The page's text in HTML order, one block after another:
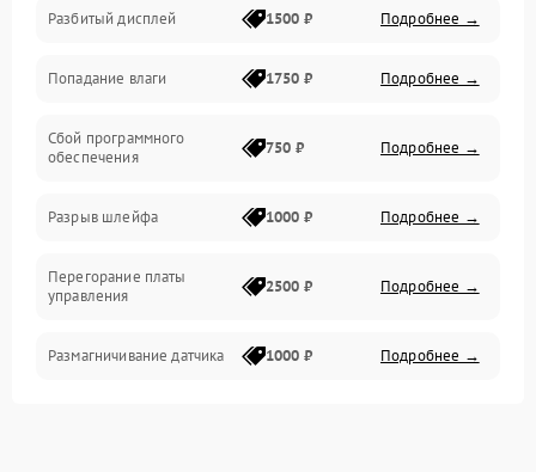
Механика
Управление
Электропитание
Разбитый дисплей 1500 ₽ Подробнее →
Попадание влаги 1750 ₽ Подробнее →
Сбой программного
обеспечения
750 ₽ Подробнее →
Разрыв шлейфа 1000 ₽ Подробнее →
Перегорание платы
управления
2500 ₽ Подробнее →
Размагничивание датчика 1000 ₽ Подробнее →